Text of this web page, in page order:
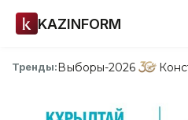
KAZINFORM
Тренды:Выборы-2026